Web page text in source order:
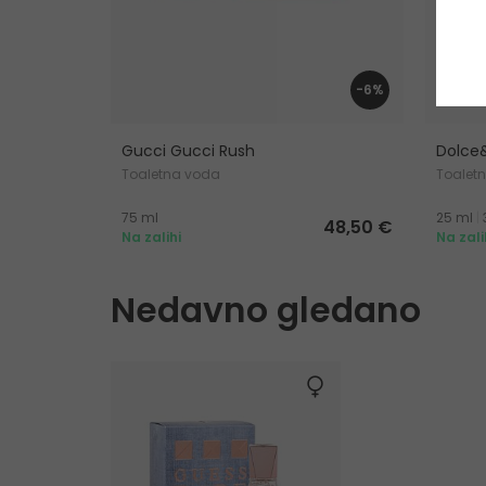
-6%
Gucci Gucci Rush
Toaletna voda
75 ml
Na zalihi
48,50 € 25 ml
Na
Nedavno gledano